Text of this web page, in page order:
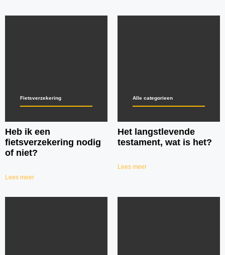
Fietsverzekering
Heb ik een
fietsverzekering nodig
of niet?
Lees meer
Alle categorieen
Het langstlevende
testament, wat is het?
Lees meer